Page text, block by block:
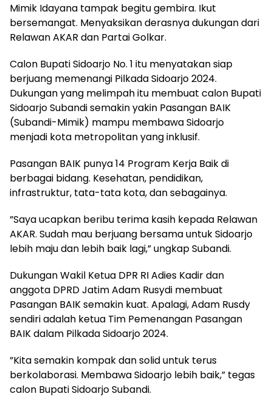
Mimik Idayana tampak begitu gembira. Ikut
bersemangat. Menyaksikan derasnya dukungan dari
Relawan AKAR dan Partai Golkar.
Calon Bupati Sidoarjo No. 1 itu menyatakan siap
berjuang memenangi Pilkada Sidoarjo 2024.
Dukungan yang melimpah itu membuat calon Bupati
Sidoarjo Subandi semakin yakin Pasangan BAIK
(Subandi-Mimik) mampu membawa Sidoarjo
menjadi kota metropolitan yang inklusif.
Pasangan BAIK punya 14 Program Kerja Baik di
berbagai bidang. Kesehatan, pendidikan,
infrastruktur, tata-tata kota, dan sebagainya.
”Saya ucapkan beribu terima kasih kepada Relawan
AKAR. Sudah mau berjuang bersama untuk Sidoarjo
lebih maju dan lebih baik lagi,” ungkap Subandi.
Dukungan Wakil Ketua DPR RI Adies Kadir dan
anggota DPRD Jatim Adam Rusydi membuat
Pasangan BAIK semakin kuat. Apalagi, Adam Rusdy
sendiri adalah ketua Tim Pemenangan Pasangan
BAIK dalam Pilkada Sidoarjo 2024.
”Kita semakin kompak dan solid untuk terus
berkolaborasi. Membawa Sidoarjo lebih baik,” tegas
calon Bupati Sidoarjo Subandi.